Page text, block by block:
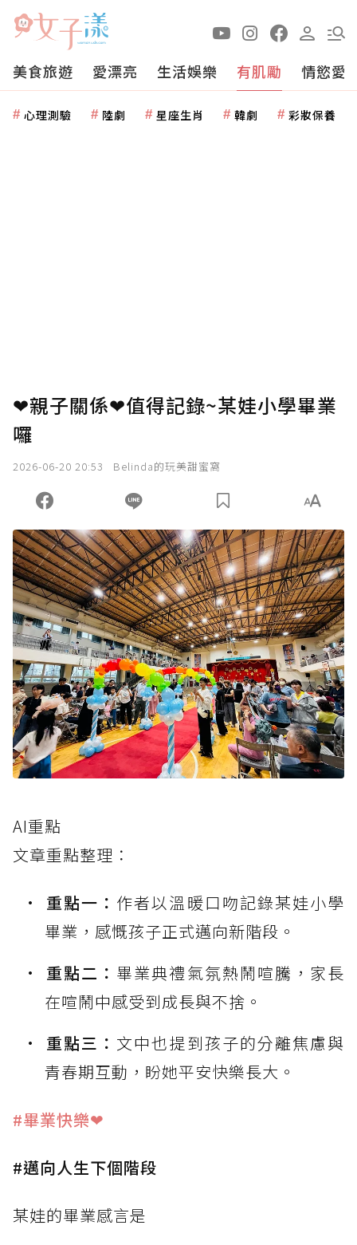
美食旅遊 愛漂亮 生活娛樂 有肌勵 情慾愛
心理測驗 陸劇 星座生肖 韓劇 彩妝保養
❤親子關係❤值得記錄~某娃小學畢業
囉
2026-06-20 20:53 Belinda的玩美甜蜜窩
AI重點
文章重點整理：
重點一： 作者以溫暖口吻記錄某娃小學
畢業，感慨孩子正式邁向新階段。
重點二： 畢業典禮氣氛熱鬧喧騰，家長
在喧鬧中感受到成長與不捨。
重點三： 文中也提到孩子的分離焦慮與
青春期互動，盼她平安快樂長大。
#畢業快樂❤
#邁向人生下個階段
某娃的畢業感言是